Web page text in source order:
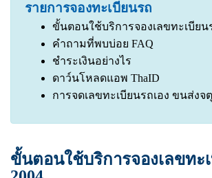
รายการจองทะเบียนรถ
ขั้นตอนใช้บริการจองเลขทะเบียน
คำถามที่พบบ่อย FAQ
ชำระเงินอย่างไร
ดาว์นโหลดแอพ ThaID
การจดเลขทะเบียนรถเอง ขนส่งจ
ขั้นตอนใช้บริการจองเลขทะ